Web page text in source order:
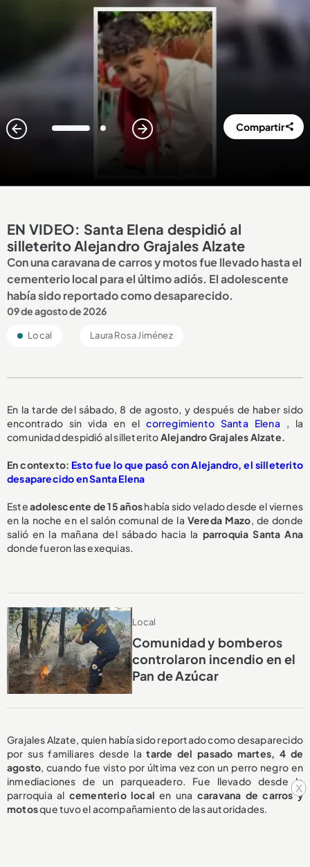
x
1 2 Compartir
EN VIDEO: Santa Elena despidió al
silleterito Alejandro Grajales Alzate
Con una caravana de carros y motos fue llevado hasta el
cementerio local para el último adiós. El adolescente
había sido reportado como desaparecido.
09 de agosto de 2026
Local Laura Rosa Jiménez
En la tarde del sábado, 8 de agosto, y después de haber sido
encontrado sin vida en elcorregimiento Santa Elena , la
comunidad despidió al silleteritoAlejandro Grajales Alzate.
En contexto: Esto fue lo que pasó con Alejandro, el silleterito
desaparecido en Santa Elena
Esteadolescente de 15 añoshabía sido velado desde el viernes
en la noche en el salón comunal de la Vereda Mazo, de donde
salió en la mañana del sábado hacia la parroquia Santa Ana
donde fueron las exequias.
Local
Comunidad y bomberos
controlaron incendio en el
Pan de Azúcar
Grajales Alzate, quien había sido reportado como desaparecido
por sus familiares desde latarde del pasado martes, 4 de
agosto , cuando fue visto por última vez con un perro negro en
inmediaciones de un parqueadero. Fue llevado desde la
parroquia al cementerio localen una caravana de carros y
motosque tuvo el acompañamiento de las autoridades.